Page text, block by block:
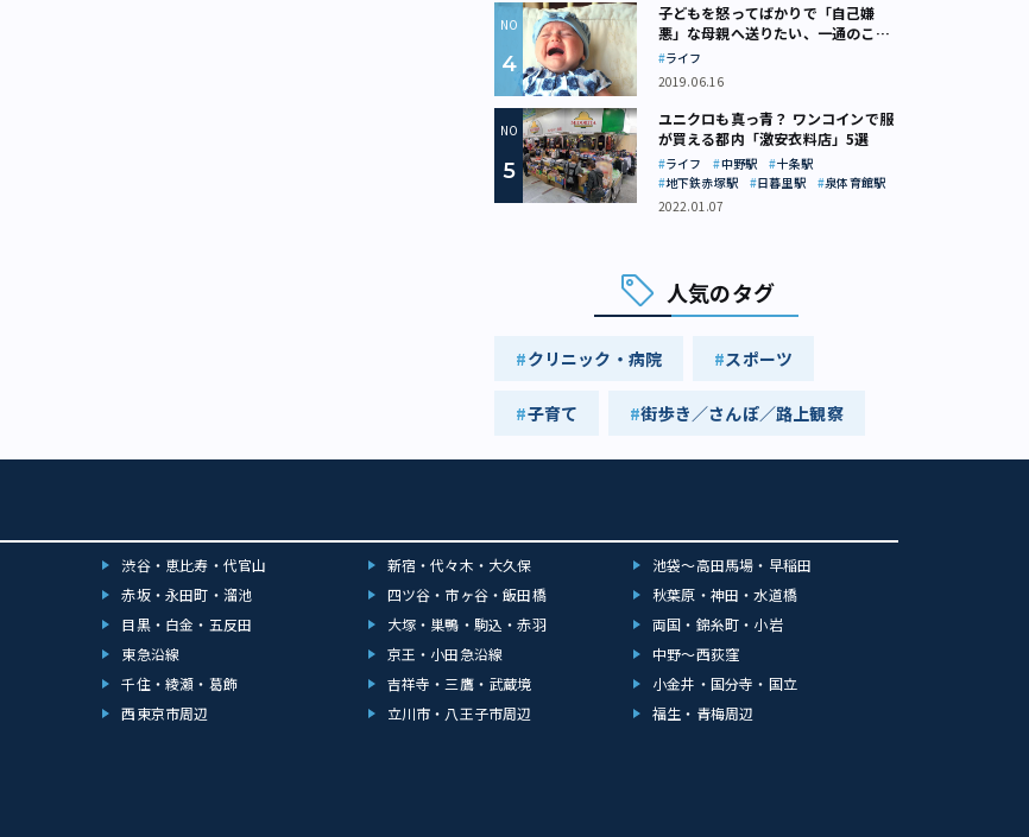
子どもを怒ってばかりで「自己嫌
悪」な母親へ送りたい、一通のここ
ろの処方箋
ライフ
2019.06.16
ユニクロも真っ青？ ワンコインで服
が買える都内「激安衣料店」5選
ライフ 中野駅
十条駅
地下鉄赤塚駅
日暮里駅
泉体育館駅
2022.01.07
人気のタグ
クリニック・病院 スポーツ
子育て 街歩き／さんぽ／路上観察
渋谷・恵比寿・代官山 新宿・代々木・大久保
池袋～高田馬場・早稲田
赤坂・永田町・溜池 四ツ谷・市ヶ谷・飯田橋
秋葉原・神田・水道橋
目黒・白金・五反田 大塚・巣鴨・駒込・赤羽
両国・錦糸町・小岩
東急沿線 京王・小田急沿線
中野～西荻窪
千住・綾瀬・葛飾 吉祥寺・三鷹・武蔵境
小金井・国分寺・国立
西東京市周辺 立川市・八王子市周辺 福生・青梅周辺